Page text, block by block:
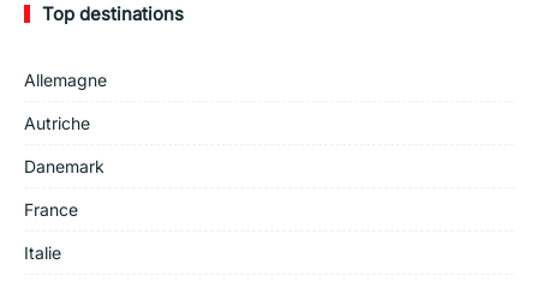
Top destinations
Allemagne
Autriche
Danemark
France
Italie